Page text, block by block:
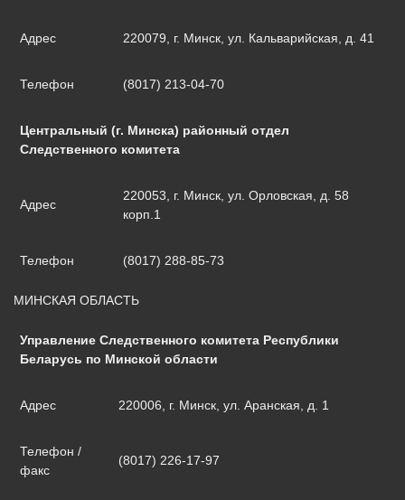
Адрес 220079, г. Минск, ул. Кальварийская, д. 41
Телефон (8017) 213-04-70
Центральный (г. Минска) районный отдел
Следственного комитета
Адрес
220053, г. Минск, ул. Орловская, д. 58
корп.1
Телефон (8017) 288-85-73
МИНСКАЯ ОБЛАСТЬ
Управление Следственного комитета Республики
Беларусь по Минской области
Адрес 220006, г. Минск, ул. Аранская, д. 1
Телефон /
факс
(8017) 226-17-97